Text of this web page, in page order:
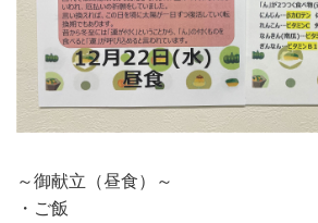
～御献立（昼食）～
・ご飯